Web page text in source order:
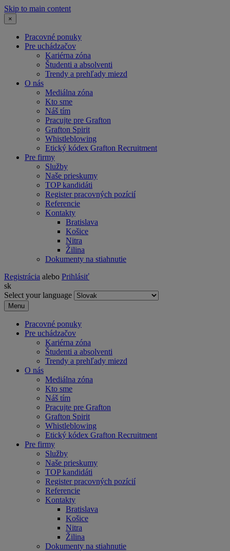
Skip to main content
×
Pracovné ponuky
Pre uchádzačov
Kariérna zóna
Študenti a absolventi
Trendy a prehľady miezd
O nás
Mediálna zóna
Kto sme
Náš tím
Pracujte pre Grafton
Grafton Spirit
Whistleblowing
Etický kódex Grafton Recruitment
Pre firmy
Služby
Naše prieskumy
TOP kandidáti
Register pracovných pozícií
Referencie
Kontakty
Bratislava
Košice
Nitra
Žilina
Dokumenty na stiahnutie
Registrácia alebo Prihlásiť
sk
Select your language
Menu
Pracovné ponuky
Pre uchádzačov
Kariérna zóna
Študenti a absolventi
Trendy a prehľady miezd
O nás
Mediálna zóna
Kto sme
Náš tím
Pracujte pre Grafton
Grafton Spirit
Whistleblowing
Etický kódex Grafton Recruitment
Pre firmy
Služby
Naše prieskumy
TOP kandidáti
Register pracovných pozícií
Referencie
Kontakty
Bratislava
Košice
Nitra
Žilina
Dokumenty na stiahnutie